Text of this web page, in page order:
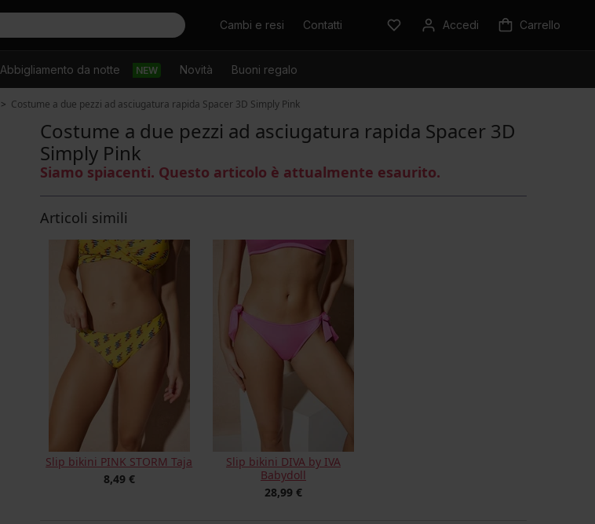
CercareCambi e resi Contatti Accedi Carrello
Abbigliamento da notte NEW Novità Buoni regalo
Costume a due pezzi ad asciugatura rapida Spacer 3D Simply Pink
Costume a due pezzi ad asciugatura rapida Spacer 3D
Simply Pink
Siamo spiacenti. Questo articolo è attualmente esaurito.
Articoli simili
Slip bikini PINK STORM Taja
8,49 €
Slip bikini DIVA by IVA
Babydoll
28,99 €